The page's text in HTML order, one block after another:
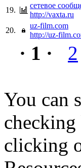
19.
сетевое
http://vaxta.ru
20.
uz-film.com
http://uz-
· 1 · 2
You can
checking
clicking